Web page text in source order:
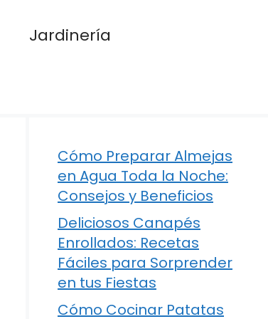
Jardinería
Cómo Preparar Almejas
en Agua Toda la Noche:
Consejos y Beneficios
Deliciosos Canapés
Enrollados: Recetas
Fáciles para Sorprender
en tus Fiestas
Cómo Cocinar Patatas